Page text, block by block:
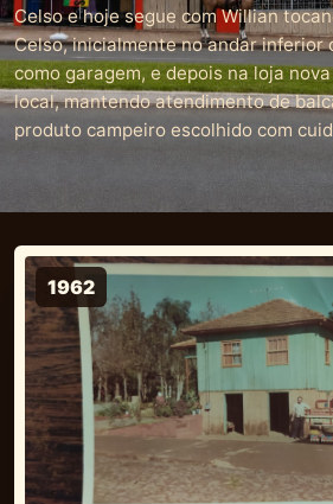
Celso e hoje segue com Willian
Celso, inicialmente no andar inferior
como garagem, e depois na loja
local, mantendo atendimento de
produto campeiro escolhido com